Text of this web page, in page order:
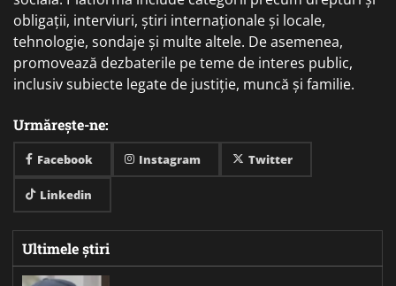
obligații, interviuri, știri internaționale și locale,
tehnologie, sondaje și multe altele. De asemenea,
promovează dezbaterile pe teme de interes public,
inclusiv subiecte legate de justiție, muncă și familie.
Urmărește-ne:
Facebook Instagram Twitter
Linkedin
Ultimele știri